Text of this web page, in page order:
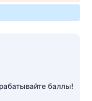
баллы!